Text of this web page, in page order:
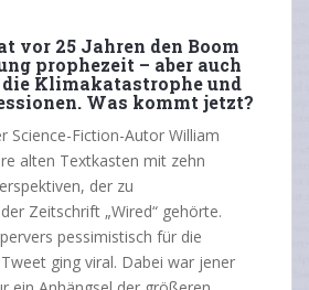
vor 25 Jahren den Boom
prophezeit – aber auch
die Klimakatastrophe und
Was kommt jetzt?
Science-Fiction-Autor William
alten Textkasten mit zehn
der zu
Zeitschrift „Wired“ gehörte.
pessimistisch für die
ging viral. Dabei war jener